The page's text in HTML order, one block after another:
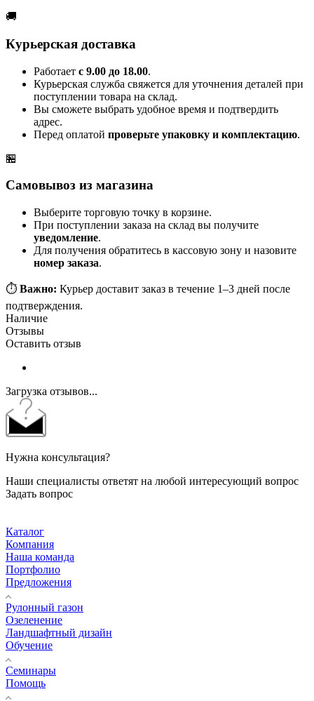
🚚
Курьерская доставка
Работает с 9.00 до 18.00.
Курьерская служба свяжется для уточнения деталей при
поступлении товара на склад.
Вы сможете выбрать удобное время и подтвердить
адрес.
Перед оплатой проверьте упаковку и комплектацию.
🏪
Самовывоз из магазина
Выберите торговую точку в корзине.
При поступлении заказа на склад вы получите
уведомление.
Для получения обратитесь в кассовую зону и назовите
номер заказа.
⏱️ Важно: Курьер доставит заказ в течение 1–3 дней после
подтверждения.
Наличие
Отзывы
Оставить отзыв
Загрузка отзывов...
Нужна консультация?
Наши специалисты ответят на любой интересующий вопрос
Задать вопрос
Каталог
Компания
Наша команда
Портфолио
Предложения
Рулонный газон
Озеленение
Ландшафтный дизайн
Обучение
Семинары
Помощь